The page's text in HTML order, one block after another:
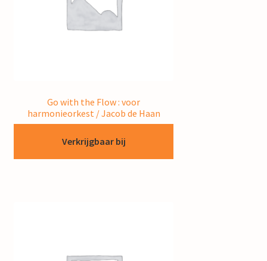
Go with the Flow : voor
harmonieorkest / Jacob de Haan
Verkrijgbaar bij